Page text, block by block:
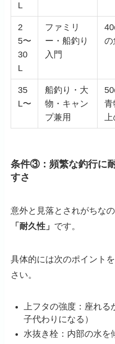
L
2
5〜
30
L
ファミリ
ー・船釣り
入門
の
35
L〜
船釣り・大
物・キャン
プ兼用
青
上
条件③：頻繁な釣行に
すさ
意外と見落とされがちなの
「耐久性」 です。
具体的には次のポイント
さい。
上フタの強度：座れ
子代わりになる）
水抜き栓：内部の水を